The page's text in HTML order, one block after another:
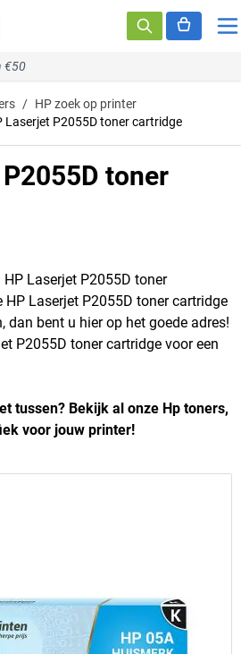
€50
/ HP zoek op printer
Laserjet P2055D toner cartridge
toner
Laserjet P2055D toner
HP Laserjet P2055D toner cartridge
dan bent u hier op het goede adres!
P2055D toner cartridge voor een
tussen? Bekijk al onze Hp toners,
voor jouw printer!